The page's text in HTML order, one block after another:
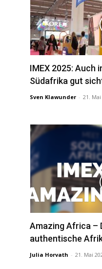
IMEX 2025: Auch
Südafrika gut
Sven Klawunder - 21. Mai
Amazing Africa –
authentische
Julia Horvath - 21. Mai